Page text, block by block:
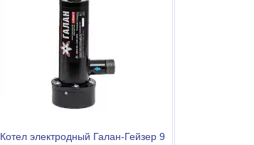
Котел электродный Галан-Гейзер 9